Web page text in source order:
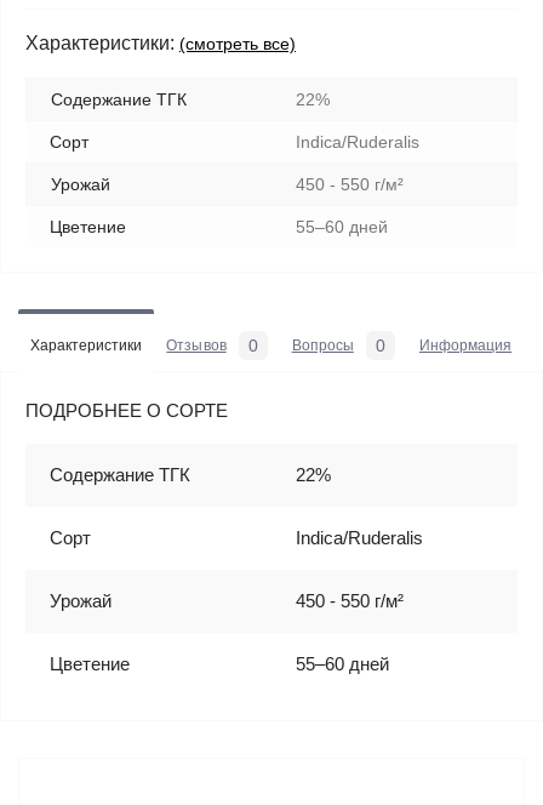
Характеристики: (смотреть все)
Содержание ТГК 22%
Сорт Indica/Ruderalis
Урожай 450 - 550 г/м²
Цветение 55–60 дней
Характеристики Отзывов 0 Вопросы 0 Информация
ПОДРОБНЕЕ О СОРТЕ
Содержание ТГК 22%
Сорт Indica/Ruderalis
Урожай 450 - 550 г/м²
Цветение 55–60 дней